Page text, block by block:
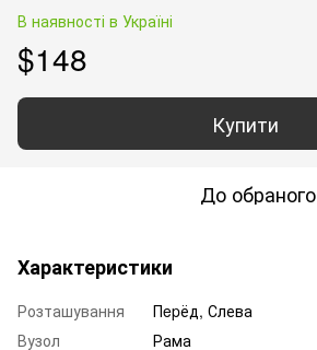
В наявності в Україні
$148
Купити
До обраного
Характеристики
Розташування
Пepёд, Слева
Вузол
Рама